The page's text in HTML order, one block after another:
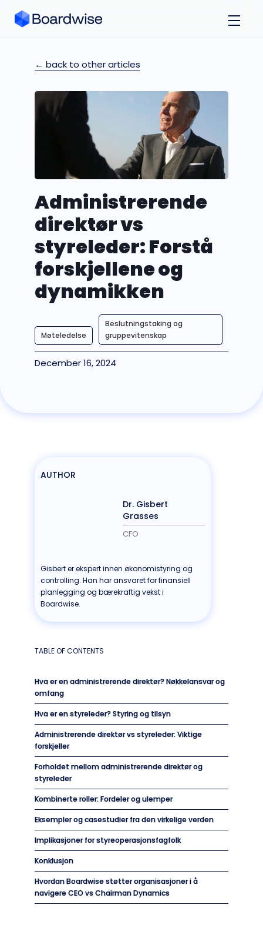
← back to other articles
Administrerende
direktør vs
styreleder: Forstå
forskjellene og
dynamikken
Møteledelse
Beslutningstaking og
gruppevitenskap
December 16, 2024
AUTHOR
Dr. Gisbert
Grasses
CFO
Gisbert er ekspert innen økonomistyring og
controlling. Han har ansvaret for finansiell
planlegging og bærekraftig vekst i
Boardwise.
TABLE OF CONTENTS
Hva er en administrerende direktør? Nøkkelansvar og
omfang
Hva er en styreleder? Styring og tilsyn
Administrerende direktør vs styreleder: Viktige
forskjeller
Forholdet mellom administrerende direktør og
styreleder
Kombinerte roller: Fordeler og ulemper
Eksempler og casestudier fra den virkelige verden
Implikasjoner for styreoperasjonsfagfolk
Konklusjon
Hvordan Boardwise støtter organisasjoner i å
navigere CEO vs Chairman Dynamics